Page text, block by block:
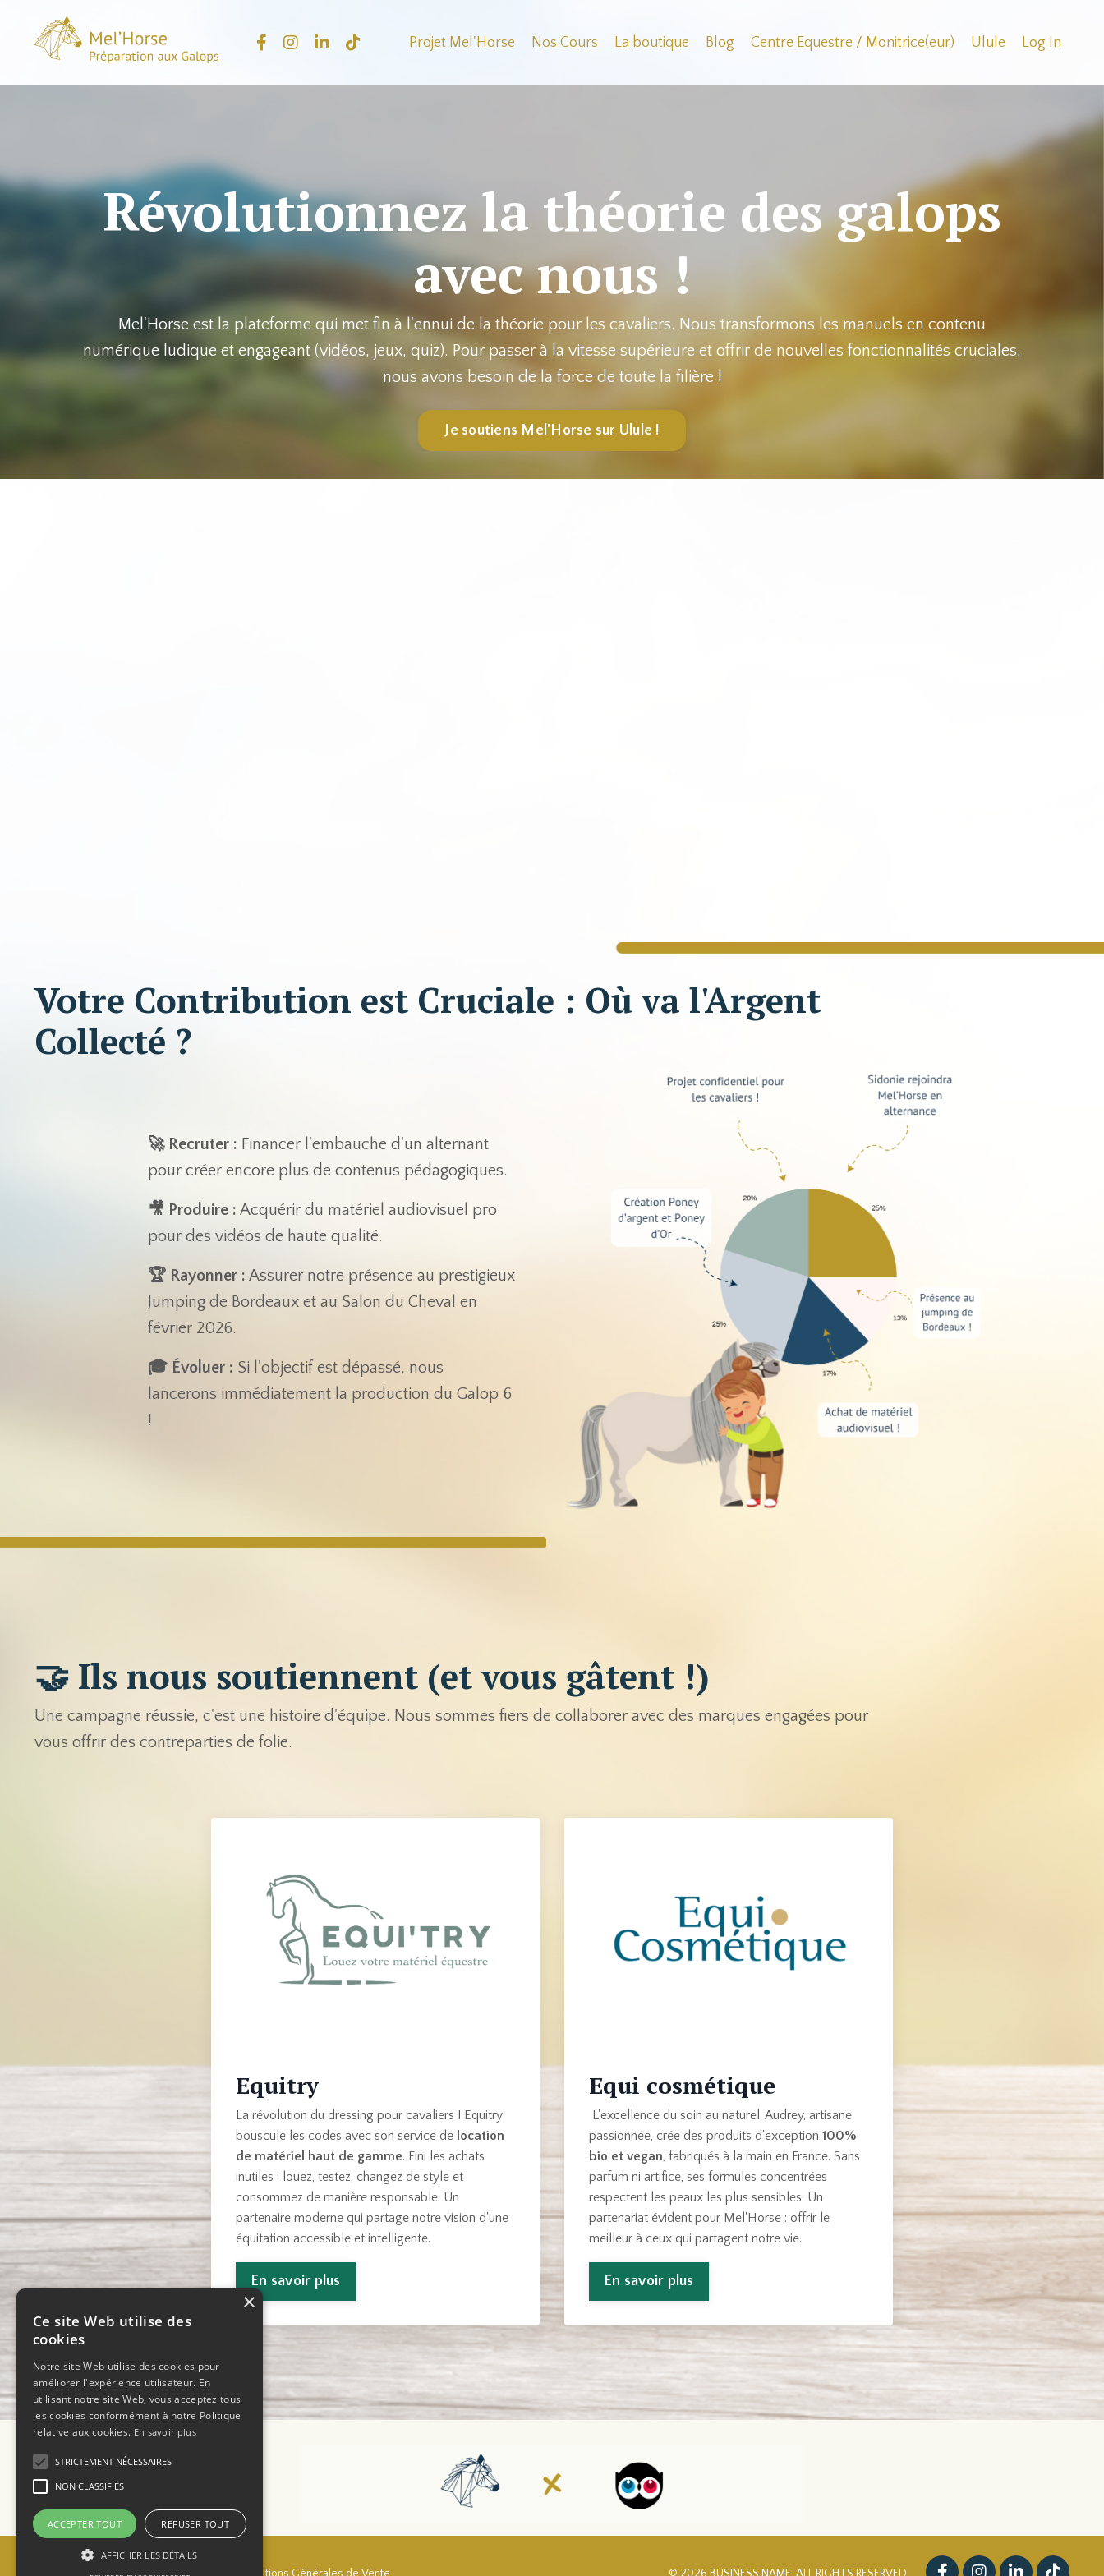
Projet Mel'Horse Nos Cours La boutique Blog Centre Equestre / Monitrice(eur) Ulule Log In
Révolutionnez la théorie des galops
avec nous !
Mel'Horse est la plateforme qui met fin à l'ennui de la théorie pour les cavaliers. Nous transformons les manuels en contenu
numérique ludique et engageant (vidéos, jeux, quiz). Pour passer à la vitesse supérieure et offrir de nouvelles fonctionnalités cruciales,
nous avons besoin de la force de toute la filière !
Je soutiens Mel'Horse sur Ulule !
Votre Contribution est Cruciale : Où va l'Argent
Collecté ?
🚀 Recruter : Financer l'embauche d'un alternant
pour créer encore plus de contenus pédagogiques.
🎥 Produire : Acquérir du matériel audiovisuel pro
pour des vidéos de haute qualité.
🏆 Rayonner : Assurer notre présence au prestigieux
Jumping de Bordeaux et au Salon du Cheval en
février 2026.
🎓 Évoluer : Si l'objectif est dépassé, nous
lancerons immédiatement la production du Galop 6
!
🤝 Ils nous soutiennent (et vous gâtent !)
Une campagne réussie, c'est une histoire d'équipe. Nous sommes fiers de collaborer avec des marques engagées pour
vous offrir des contreparties de folie.
Equitry
La révolution du dressing pour cavaliers ! Equitry
bouscule les codes avec son service de location
de matériel haut de gamme. Fini les achats
inutiles : louez, testez, changez de style et
consommez de manière responsable. Un
partenaire moderne qui partage notre vision d'une
équitation accessible et intelligente.
En savoir plus
Equi cosmétique
L'excellence du soin au naturel. Audrey, artisane
passionnée, crée des produits d'exception 100%
bio et vegan, fabriqués à la main en France. Sans
parfum ni artifice, ses formules concentrées
respectent les peaux les plus sensibles. Un
partenariat évident pour Mel'Horse : offrir le
meilleur à ceux qui partagent notre vie.
En savoir plus
×
Ce site Web utilise des
cookies
Notre site Web utilise des cookies pour
améliorer l'expérience utilisateur. En
utilisant notre site Web, vous acceptez tous
les cookies conformément à notre Politique
relative aux cookies. En savoir plus
STRICTEMENT NÉCESSAIRES
NON CLASSIFIÉS
ACCEPTER TOUT REFUSER TOUT
AFFICHER LES DÉTAILS